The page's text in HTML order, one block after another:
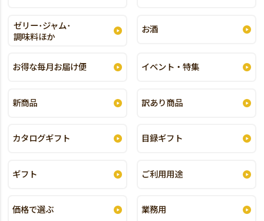
ゼリー･ジャム･
調味料ほか
お酒
お得な毎月お届け便 イベント・特集
新商品 訳あり商品
カタログギフト 目録ギフト
ギフト ご利用用途
価格で選ぶ 業務用